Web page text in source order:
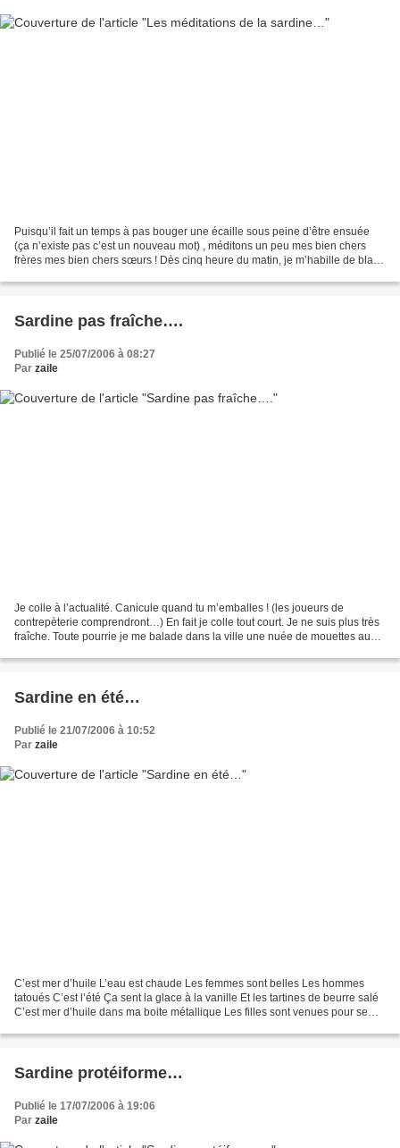
Puisqu’il fait un temps à pas bouger une écaille sous peine d’être ensuée
(ça n’existe pas c’est un nouveau mot) , méditons un peu mes bien chers
frères mes bien chers sœurs ! Dès cinq heure du matin, je m’habille de blanc
Sardine pas fraîche….
Publié le 25/07/2006 à 08:27
Par zaile
Je colle à l’actualité. Canicule quand tu m’emballes ! (les joueurs de
contrepèterie comprendront…) En fait je colle tout court. Je ne suis plus très
fraîche. Toute pourrie je me balade dans la ville une nuée de mouettes au
Sardine en été…
Publié le 21/07/2006 à 10:52
Par zaile
C’est mer d’huile L’eau est chaude Les femmes sont belles Les hommes
tatoués C’est l’été Ça sent la glace à la vanille Et les tartines de beurre salé
C’est mer d’huile dans ma boite métallique Les filles sont venues pour se
Sardine protéiforme…
Publié le 17/07/2006 à 19:06
Par zaile